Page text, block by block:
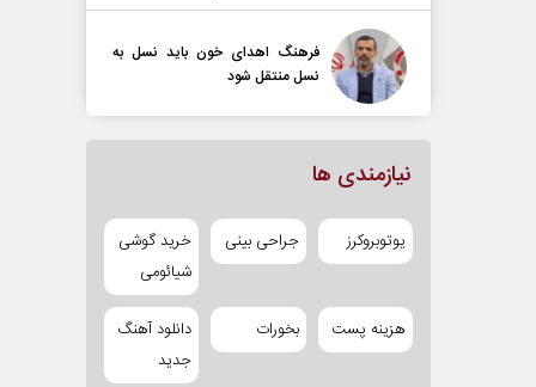
فرهنگ اهدای خون باید نسل به
نسل منتقل شود
نیازمندی ها
یوتوبروکرز جراحی بینی
خرید گوشی
شیائومی
هزینه پست بخورات
دانلود آهنگ
جدید